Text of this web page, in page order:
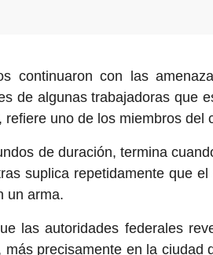
continuaron con las
de algunas trabajadoras que
refiere uno de los miembros del
de duración, termina
suplica repetidamente que el
un arma.
las autoridades federales
precisamente en la ciudad